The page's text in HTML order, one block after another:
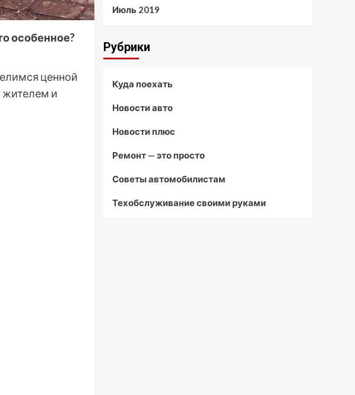
особенное?
ценной
жителем и
Июль 2019
Рубрики
Куда поехать
Новости авто
Новости плюс
Ремонт — это просто
Советы автомобилистам
Техобслуживание своими руками